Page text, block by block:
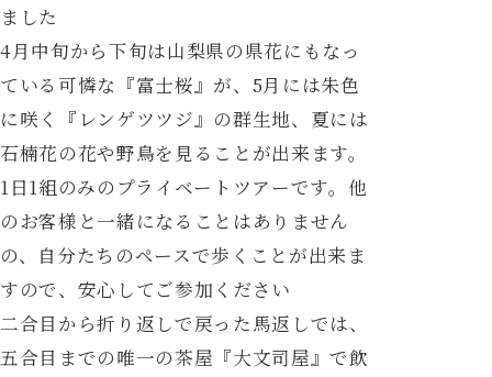
ました
4月中旬から下旬は山梨県の県花にもなっ
ている可憐な『富士桜』が、5月には朱色
に咲く『レンゲツツジ』の群生地、夏には
石楠花の花や野鳥を見ることが出来ます。
1日1組のみのプライベートツアーです。他
のお客様と一緒になることはありません
の、自分たちのペースで歩くことが出来ま
すので、安心してご参加ください
二合目から折り返しで戻った馬返しでは、
五合目までの唯一の茶屋『大文司屋』で飲